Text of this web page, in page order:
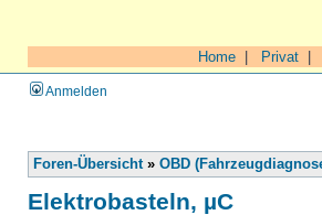
Home Privat
Anmelden
Foren-Übersicht» OBD
Elektrobasteln, µC